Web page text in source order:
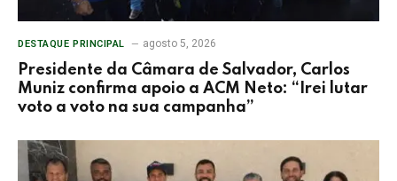
DESTAQUE PRINCIPAL agosto 5, 2026
Presidente da Câmara de Salvador, Carlos
Muniz confirma apoio a ACM Neto: “Irei lutar
voto a voto na sua campanha”